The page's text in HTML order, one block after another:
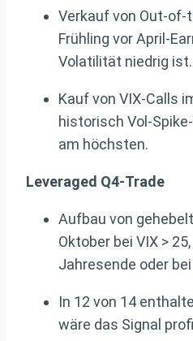
Verkauf von Out-
Frühling vor April-
Volatilität niedrig ist.
Kauf von VIX-Calls
historisch Vol-
am höchsten.
Leveraged Q4-Trade
Aufbau von
Oktober bei VIX >
Jahresende oder bei
In 12 von 14
wäre das Signal